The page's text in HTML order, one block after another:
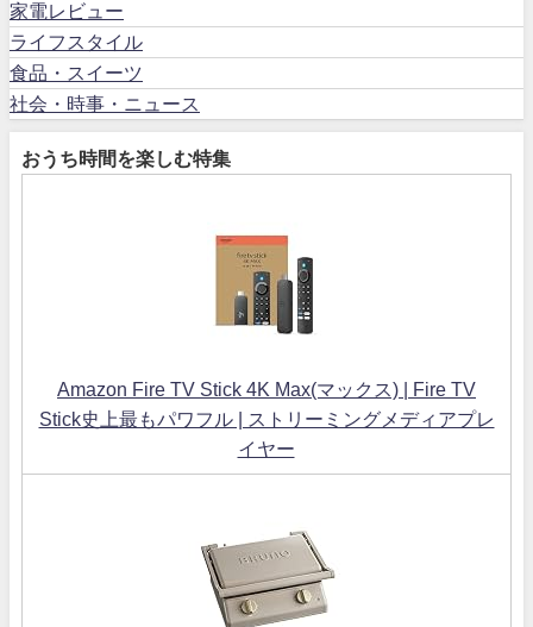
家電レビュー
ライフスタイル
食品・スイーツ
社会・時事・ニュース
おうち時間を楽しむ特集
Amazon Fire TV Stick 4K Max(マックス) | Fire TV
Stick史上最もパワフル | ストリーミングメディアプレ
イヤー